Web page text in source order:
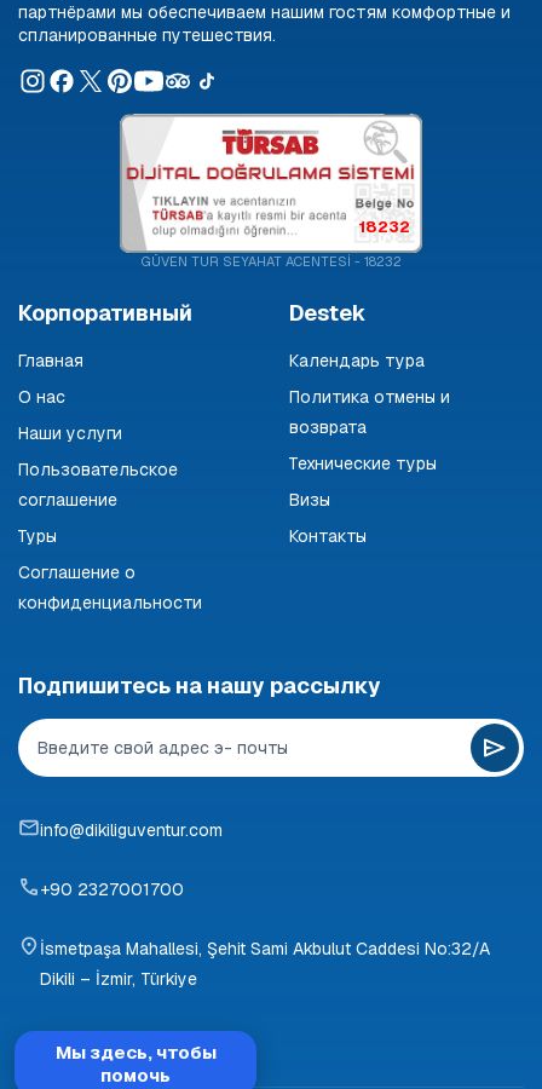
партнёрами мы обеспечиваем нашим гостям комфортные и
спланированные путешествия.
18232
GÜVEN TUR SEYAHAT ACENTESİ - 18232
Корпоративный
Главная
О нас
Наши услуги
Пользовательское
соглашение
Туры
Соглашение о
конфиденциальности
Destek
Календарь тура
Политика отмены и
возврата
Технические туры
Визы
Контакты
Подпишитесь на нашу рассылку
info@dikiliguventur.com
+90 2327001700
İsmetpaşa Mahallesi, Şehit Sami Akbulut Caddesi No:32/A
Dikili – İzmir, Türkiye
Мы здесь, чтобы
помочь